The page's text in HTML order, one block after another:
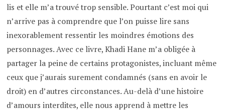
lis et elle m’a trouvé trop sensible. Pourtant c’est moi qui
n’arrive pas à comprendre que l’on puisse lire sans
inexorablement ressentir les moindres émotions des
personnages. Avec ce livre, Khadi Hane m’a obligée à
partager la peine de certains protagonistes, incluant même
ceux que j’aurais surement condamnés (sans en avoir le
droit) en d’autres circonstances. Au-delà d’une histoire
d’amours interdites, elle nous apprend à mettre les